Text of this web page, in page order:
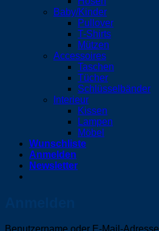
Baby/Kinder
Pullover
T-Shirts
Mützen
Accessoires
Taschen
Tücher
Schlüsselbänder
Interieur
Kissen
Lampen
Möbel
Wunschliste
Anmelden
Newsletter
Benutzername oder E-Mail-Adresse